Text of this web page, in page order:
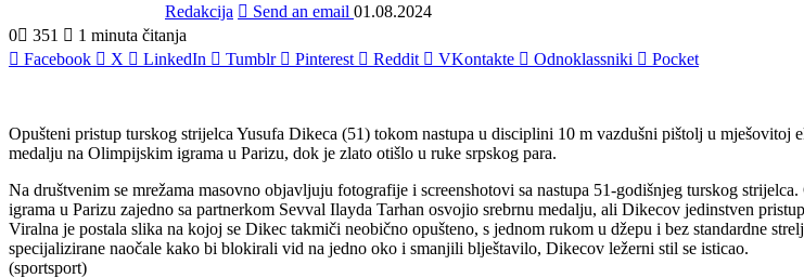
Redakcija Send an email 01.08.2024
0
351
1 minuta čitanja
Facebook
X LinkedIn Tumblr Pinterest Reddit VKontakte Odnoklassniki Pocket
Opušteni pristup turskog strijelca Yusufa Dikeca (51) tokom nastupa u disciplini 10 m vazdušni pištolj u
medalju na Olimpijskim igrama u Parizu, dok je zlato otišlo u ruke srpskog para.
Na društvenim se mrežama masovno objavljuju fotografije i screenshotovi sa nastupa 51-godišnjeg turskog
igrama u Parizu zajedno sa partnerkom Sevval Ilayda Tarhan osvojio srebrnu medalju, ali Dikecov jedinstven
Viralna je postala slika na kojoj se Dikec takmiči neobično opušteno, s jednom rukom u džepu i bez standardne
specijalizirane naočale kako bi blokirali vid na jedno oko i smanjili blještavilo, Dikecov ležerni stil se isticao.
(sportsport)